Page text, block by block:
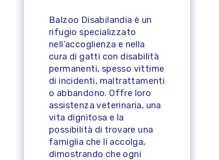
Balzoo Disabilandia è un
rifugio specializzato
nell’accoglienza e nella
cura di gatti con disabilità
permanenti, spesso vittime
di incidenti, maltrattamenti
o abbandono. Offre loro
assistenza veterinaria, una
vita dignitosa e la
possibilità di trovare una
famiglia che li accolga,
dimostrando che ogni